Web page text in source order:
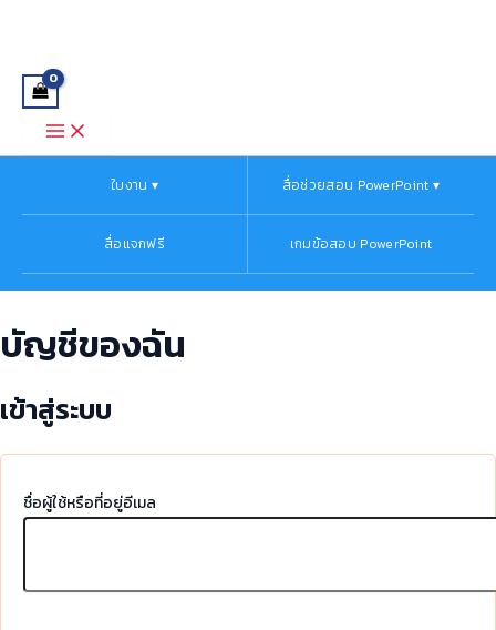
ใบงาน ▾ สื่อช่วยสอน PowerPoint ▾
สื่อแจกฟรี เกมข้อสอบ PowerPoint
บัญชีของฉัน
เข้าสู่ระบบ
ชื่อผู้ใช้หรือที่อยู่อีเมล